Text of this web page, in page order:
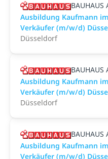
BAUHAUS
Ausbildung Kaufmann
Verkäufer (m/w/d)
Düsseldorf
BAUHAUS
Ausbildung Kaufmann
Verkäufer (m/w/d)
Düsseldorf
BAUHAUS
Ausbildung Kaufmann
Verkäufer (m/w/d)